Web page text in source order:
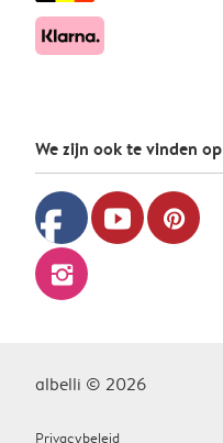
We zijn ook te vinden op
facebook youtube pinterest
instagram
albelli © 2026
Privacybeleid